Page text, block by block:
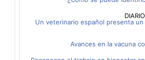
Un veterinario español presenta
Avances en la vacuna